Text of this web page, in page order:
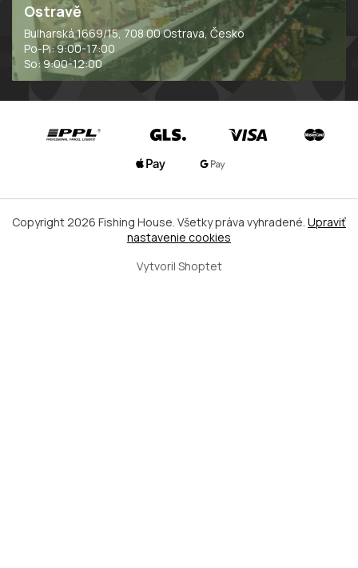
Ostravě
Bulharská 1669/15, 708 00 Ostrava, Česko
Po-Pi: 9:00-17:00
So: 9:00-12:00
Vytvoril Shoptet
Copyright 2026 Fishing House. Všetky práva vyhradené. Upraviť
nastavenie cookies